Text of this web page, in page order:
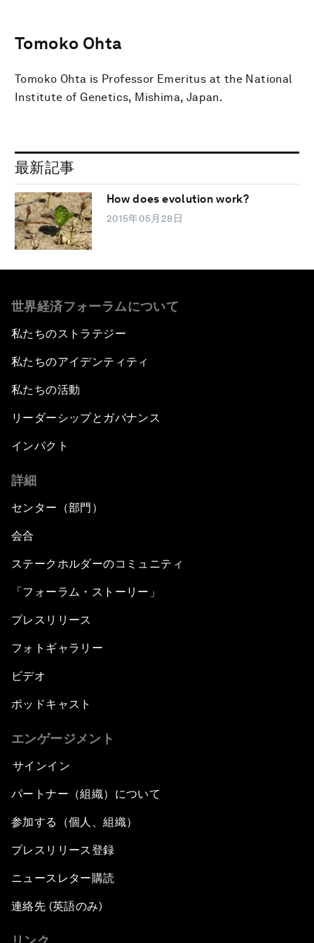
Tomoko Ohta
Tomoko Ohta is Professor Emeritus at the National
Institute of Genetics, Mishima, Japan.
最新記事
How does evolution work?
2015年05月28日
世界経済フォーラムについて
私たちのストラテジー
私たちのアイデンティティ
私たちの活動
リーダーシップとガバナンス
インパクト
詳細
センター（部門）
会合
ステークホルダーのコミュニティ
「フォーラム・ストーリー」
プレスリリース
フォトギャラリー
ビデオ
ポッドキャスト
エンゲージメント
サインイン
パートナー（組織）について
参加する（個人、組織）
プレスリリース登録
ニュースレター購読
連絡先 (英語のみ)